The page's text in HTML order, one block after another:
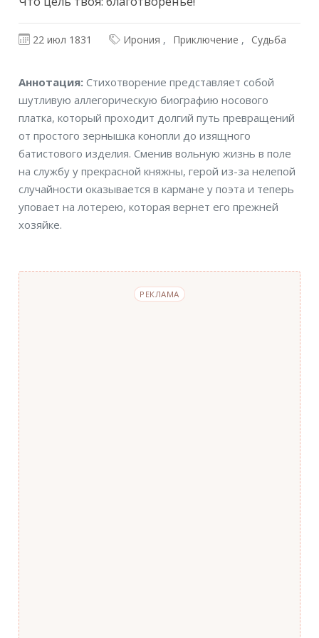
22 июл 1831 Ирония Приключение Судьба
Аннотация
Аннотация:Стихотворение представляет собой
шутливую аллегорическую биографию носового
платка, который проходит долгий путь превращений
от простого зернышка конопли до изящного
батистового изделия. Сменив вольную жизнь в поле
на службу у прекрасной княжны, герой из-за нелепой
случайности оказывается в кармане у поэта и теперь
уповает на лотерею, которая вернет его прежней
хозяйке.
РЕКЛАМА